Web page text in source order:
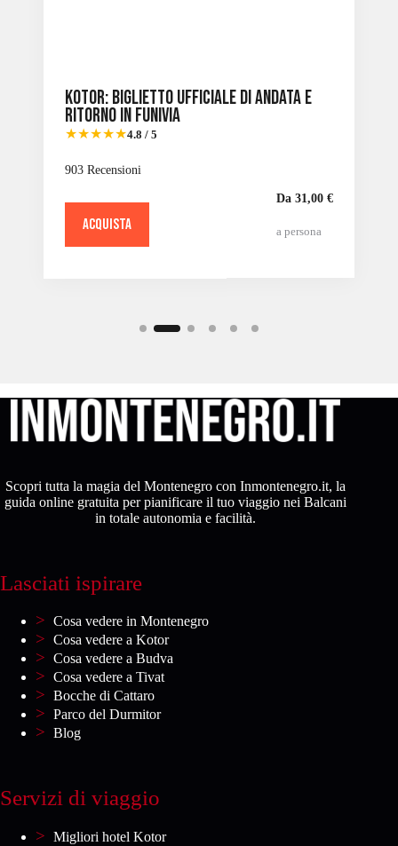
Kotor: biglietto ufficiale di andata e
ritorno in funivia
★★★★★4.8 / 5
903 Recensioni
ACQUISTA
Da 31,00 €
a persona
Scopri tutta la magia del Montenegro con Inmontenegro.it, la
guida online gratuita per pianificare il tuo viaggio nei Balcani
in totale autonomia e facilità.
Lasciati ispirare
Cosa vedere in Montenegro
Cosa vedere a Kotor
Cosa vedere a Budva
Cosa vedere a Tivat
Bocche di Cattaro
Parco del Durmitor
Blog
Servizi di viaggio
Migliori hotel Kotor